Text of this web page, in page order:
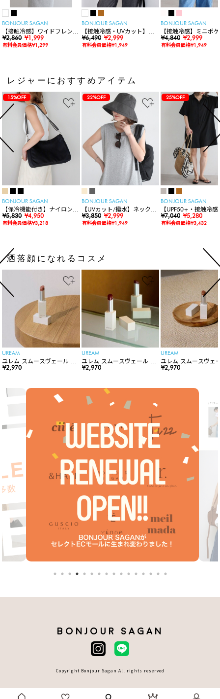
BONJOUR SAGAN
【接触冷感】ワイドフレンチ
スリーブTシャツ
¥2,860 ¥1,999
有料会員価格¥1,299
BONJOUR SAGAN
【接触冷感・UVカット】シ
ャーリングスキッパートップ
ス
¥6,490 ¥2,999
有料会員価格¥1,949
BONJOUR SAGAN
【接触冷感】ミニポ
袖ニットカーディガン
¥4,840 ¥2,999
有料会員価格¥1,949
レジャーにおすすめアイテム
15%OFF
BONJOUR SAGAN
【保冷機能付き】ナイロンシ
ョルダーバッグ
¥5,830 ¥4,950
有料会員価格¥3,218
22%OFF
BONJOUR SAGAN
【UVカット/撥水】ネックカ
バー付きワイドリムハット
¥3,850 ¥2,999
有料会員価格¥1,949
25%OFF
BONJOUR SAGAN
【UPF50+・接触冷感
水】【水陸両用】ラ
ードロンパース
¥7,040 ¥5,280
有料会員価格¥3,432
洒落顔になれるコスメ
UREAM
ユレム スムースヴェール リ
ップスティック
¥2,970
UREAM
ユレム スムースヴェール リ
ップスティック
¥2,970
UREAM
ユレム スムースヴェ
ップスティック
¥2,970
BONJOUR SAGAN
Copyright Bonjour Sagan All rights reserved